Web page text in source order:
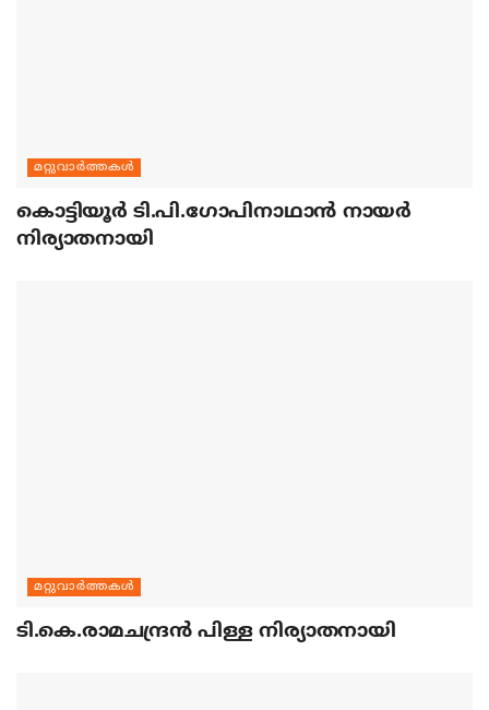
മറ്റുവാര്‍ത്തകള്‍
കൊട്ടിയൂര്‍ ടി.പി.ഗോപിനാഥാന്‍ നായര്‍
നിര്യാതനായി
മറ്റുവാര്‍ത്തകള്‍
ടി.കെ.രാമചന്ദ്രന്‍ പിള്ള നിര്യാതനായി